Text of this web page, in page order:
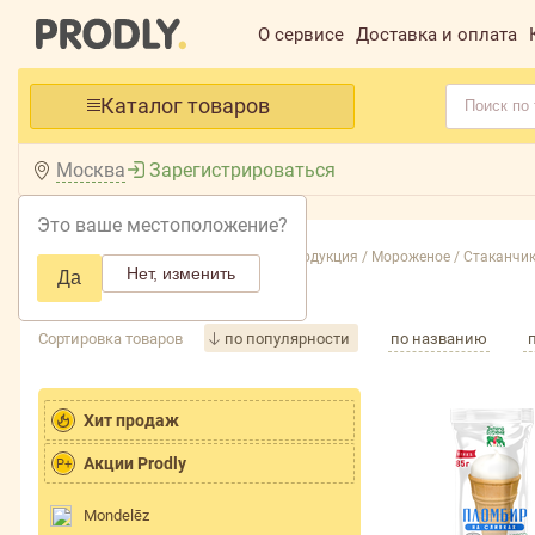
О сервисе Доставка и оплата
Каталог товаров
Москва
Это ваше местоположение?
Да Нет, изменить
Зарегистрироваться
Главная /Каталог /Замороженная продукция / Мороженое /
Стаканчик и рожок
Сортировка товаров по популярности по названию
Хит продаж
P+ Акции Prodly
Mondelēz